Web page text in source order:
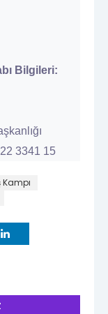
Bilgileri:
3341 15
Kampı